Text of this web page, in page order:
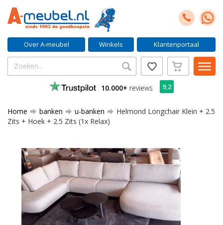
Over A-meubel Winkels Klantenportaal
10.000+ reviews 9,2
Home banken u-banken
Helmond Longchair Klein + 2.5
Zits + Hoek + 2.5 Zits (1x Relax)